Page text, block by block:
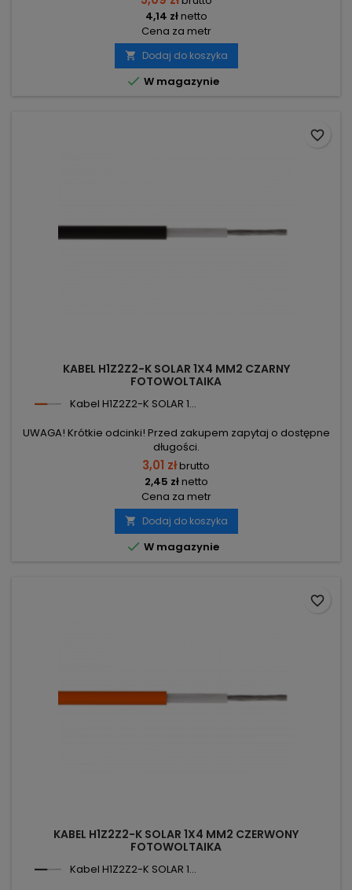
4,14 złnetto
Cena za metr
 Dodaj do koszyka
 W magazynie
KABEL H1Z2Z2-K SOLAR 1X4 MM2 CZARNY
FOTOWOLTAIKA
Kabel H1Z2Z2-K SOLAR 1...
UWAGA! Krótkie odcinki! Przed zakupem zapytaj o dostępne
długości.
3,01 złbrutto
2,45 złnetto
Cena za metr
 Dodaj do koszyka
 W magazynie
favorite_border
KABEL H1Z2Z2-K SOLAR 1X4 MM2 CZERWONY
FOTOWOLTAIKA
Kabel H1Z2Z2-K SOLAR 1...
favorite_border